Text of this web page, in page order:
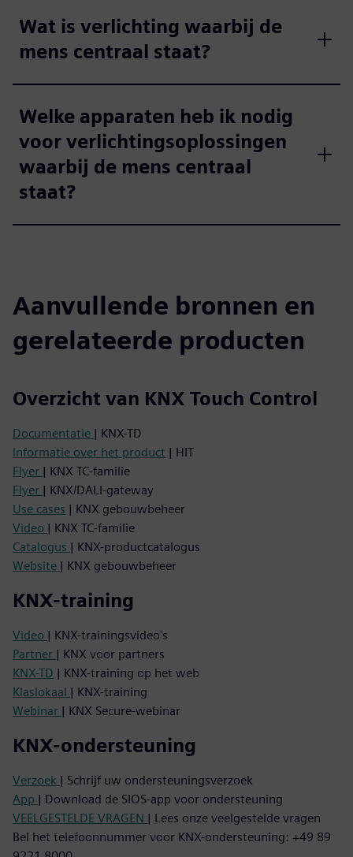
Wat is verlichting waarbij de
mens centraal staat?
Welke apparaten heb ik nodig
voor verlichtingsoplossingen
waarbij de mens centraal
staat?
Aanvullende bronnen en
gerelateerde producten
Overzicht van KNX Touch Control
Documentatie | KNX-TD
Informatie over het product | HIT
Flyer | KNX TC-familie
Flyer | KNX/DALI-gateway
Use cases | KNX gebouwbeheer
Video | KNX TC-familie
Catalogus | KNX-productcatalogus
Website | KNX gebouwbeheer
KNX-training
Video | KNX-trainingsvideo's
Partner | KNX voor partners
KNX-TD | KNX-training op het web
Klaslokaal | KNX-training
Webinar | KNX Secure-webinar
KNX-ondersteuning
Verzoek | Schrijf uw ondersteuningsverzoek
App | Download de SIOS-app voor ondersteuning
VEELGESTELDE VRAGEN | Lees onze veelgestelde vragen
Bel het telefoonnummer voor KNX-ondersteuning: +49 89